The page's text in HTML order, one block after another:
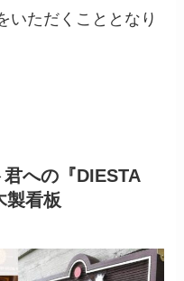
いただくこととなり
君への『DIESTA
製看板